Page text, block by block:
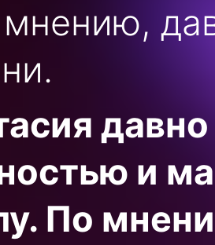
и
По